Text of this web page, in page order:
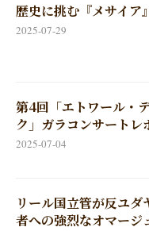
歴史に挑む『メサイア』
2025-07-29
第4回「エトワール・
ク」ガラコンサートレ
2025-07-04
リール国立管が反ユダ
者への強烈なオマージ